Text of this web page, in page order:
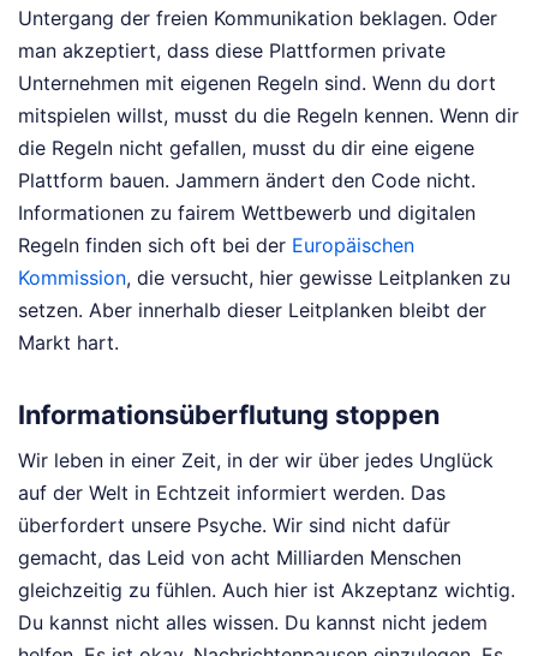
Untergang der freien Kommunikation beklagen. Oder
man akzeptiert, dass diese Plattformen private
Unternehmen mit eigenen Regeln sind. Wenn du dort
mitspielen willst, musst du die Regeln kennen. Wenn dir
die Regeln nicht gefallen, musst du dir eine eigene
Plattform bauen. Jammern ändert den Code nicht.
Informationen zu fairem Wettbewerb und digitalen
Regeln finden sich oft bei der Europäischen
Kommission, die versucht, hier gewisse Leitplanken zu
setzen. Aber innerhalb dieser Leitplanken bleibt der
Markt hart.
Informationsüberflutung stoppen
Wir leben in einer Zeit, in der wir über jedes Unglück
auf der Welt in Echtzeit informiert werden. Das
überfordert unsere Psyche. Wir sind nicht dafür
gemacht, das Leid von acht Milliarden Menschen
gleichzeitig zu fühlen. Auch hier ist Akzeptanz wichtig.
Du kannst nicht alles wissen. Du kannst nicht jedem